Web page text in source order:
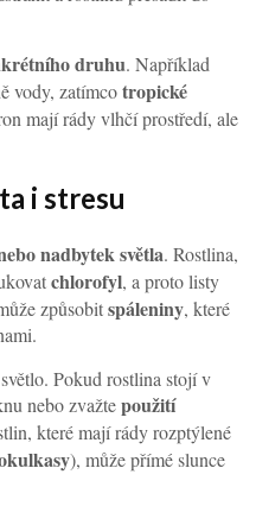
druhu. Například
vody, zatímcotropické
mají rády vlhčí prostředí, ale
i stresu
nadbytek světla. Rostlina,
chlorofyl, a proto listy
způsobitspáleniny, které
Pokud rostlina stojí v
nebo zvažtepoužití
které mají rády rozptýlené
), může přímé slunce